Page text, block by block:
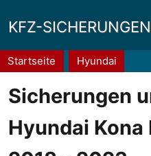
KFZ-SICHERUNGEN
Pfadnavigation
Startseite Hyundai
Sicherungen
Hyundai Kona